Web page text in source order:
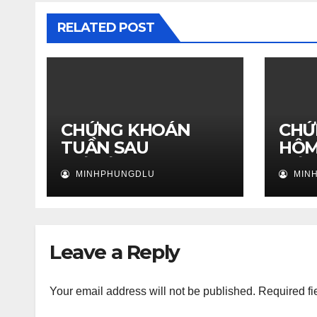
RELATED POST
CHỨNG KHOÁN
TUẦN SAU
25/05/2026 – Phân
tích nhận định thị
trường
MINHPHUNGDLU
21/
Leave a Reply
Your email address will not be published. Required